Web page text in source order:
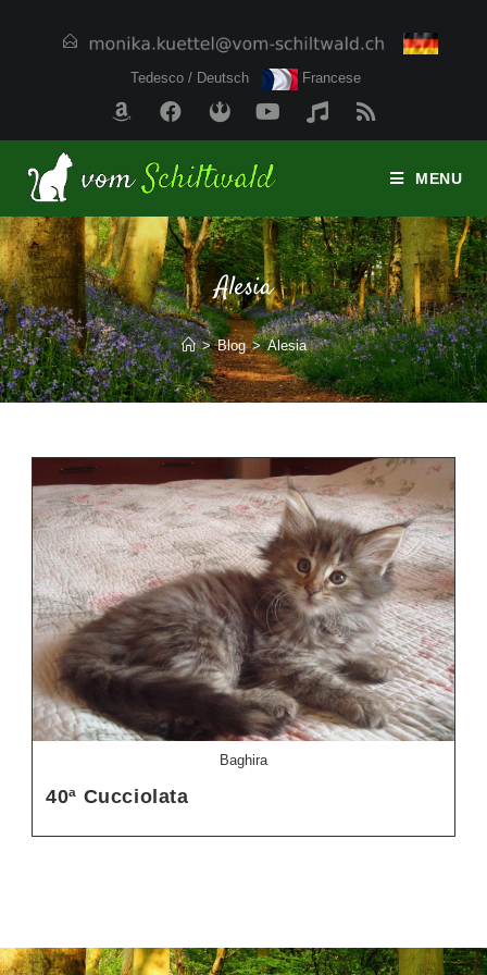
Tedesco / Deutsch Francese
MENU
Alesia
> Blog > Alesia
Baghira
40ª Cucciolata